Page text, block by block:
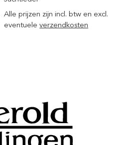
Alle prijzen zijn incl. btw en excl.
eventueleverzendkosten